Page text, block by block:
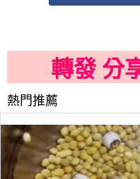
轉發 分
熱門推薦